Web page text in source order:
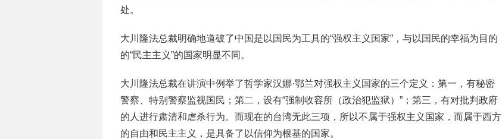
处。
大川隆法总裁明确地道破了中国是以国民为工具的“强权主义国家”，与以国民的幸福为目的
的“民主主义”的国家明显不同。
大川隆法总裁在讲演中例举了哲学家汉娜·鄂兰对强权主义国家的三个定义：第一，有秘密
警察、特别警察监视国民；第二，设有“强制收容所（政治犯监狱）”；第三，有对批判政府
的人进行肃清和虐杀行为。而现在的台湾无此三项，所以不属于强权主义国家，而属于西方
的自由和民主主义，是具备了以信仰为根基的国家。